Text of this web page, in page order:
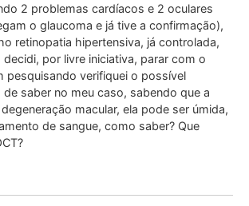
2 problemas cardíacos e 2 oculares
o glaucoma e já tive a confirmação),
retinopatia hipertensiva, já controlada,
por livre iniciativa, parar com o
pesquisando verifiquei o possível
saber no meu caso, sabendo que a
macular, ela pode ser úmida,
de sangue, como saber? Que